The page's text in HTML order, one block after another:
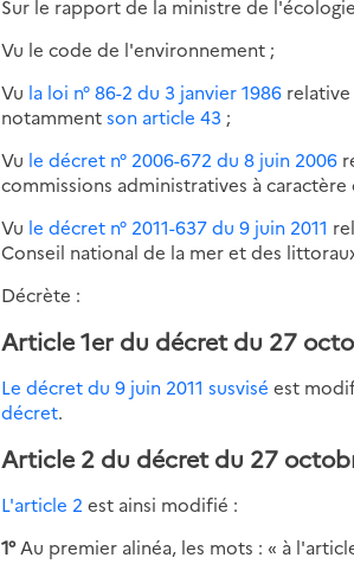
Sur le rapport de la ministre de
Vu le code de l'environnement ;
Vu la loi n° 86-2 du 3 janvier 1986
notammentson article 43 ;
Vu le décret n° 2006-672 du 8 juin 2006
commissions administratives à
Vu le décret n° 2011-637 du 9 juin 2011
Conseil national de la mer et des
Décrète :
Article 1er du décret du 27
Le décret du 9 juin 2011 susvisé est
décret.
Article 2 du décret du 27
L'article 2est ainsi modifié :
1°Au premier alinéa, les mots : « à